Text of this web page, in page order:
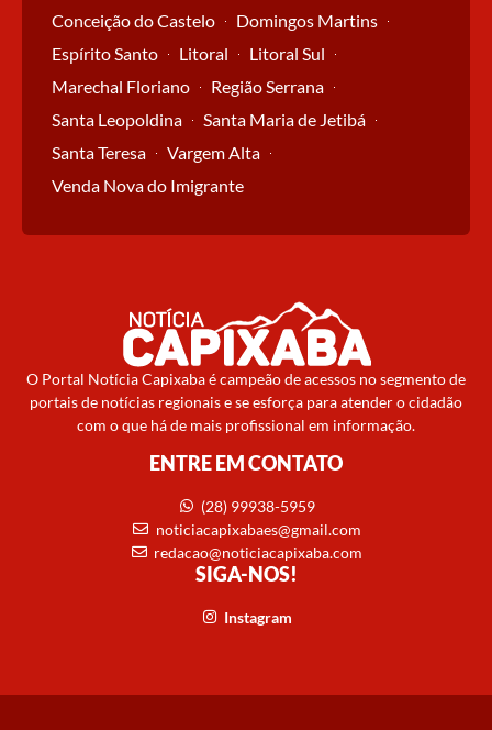
Conceição do Castelo
Domingos Martins
Espírito Santo
Litoral
Litoral Sul
Marechal Floriano
Região Serrana
Santa Leopoldina
Santa Maria de Jetibá
Santa Teresa
Vargem Alta
Venda Nova do Imigrante
O Portal Notícia Capixaba é campeão de acessos no segmento de
portais de notícias regionais e se esforça para atender o cidadão
com o que há de mais profissional em informação.
ENTRE EM CONTATO
(28) 99938-5959
noticiacapixabaes@gmail.com
redacao@noticiacapixaba.com
SIGA-NOS!
Instagram